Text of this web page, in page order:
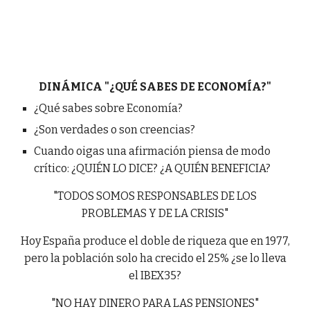
DINÁMICA "¿QUÉ SABES DE ECONOMÍA?"
¿Qué sabes sobre Economía?
¿Son verdades o son creencias?
Cuando oigas una afirmación piensa de modo
crítico: ¿QUIÉN LO DICE? ¿A QUIÉN BENEFICIA?
"TODOS SOMOS RESPONSABLES DE LOS
PROBLEMAS Y DE LA CRISIS"
Hoy España produce el doble de riqueza que en 1977,
pero la población solo ha crecido el 25% ¿se lo lleva
el IBEX35?
"NO HAY DINERO PARA LAS PENSIONES"